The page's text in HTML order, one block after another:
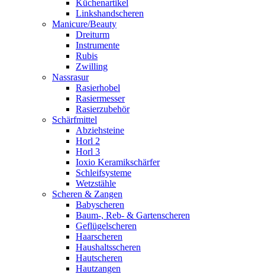
Küchenartikel
Linkshandscheren
Manicure/Beauty
Dreiturm
Instrumente
Rubis
Zwilling
Nassrasur
Rasierhobel
Rasiermesser
Rasierzubehör
Schärfmittel
Abziehsteine
Horl 2
Horl 3
Ioxio Keramikschärfer
Schleifsysteme
Wetzstähle
Scheren & Zangen
Babyscheren
Baum-, Reb- & Gartenscheren
Geflügelscheren
Haarscheren
Haushaltsscheren
Hautscheren
Hautzangen